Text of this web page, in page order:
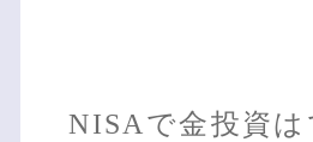
NISAで金投資は